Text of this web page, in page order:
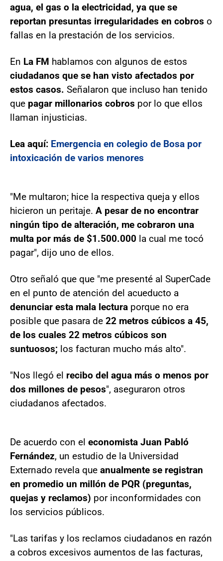
agua, el gas o la electricidad, ya que se
reportan presuntas irregularidades en cobros o
fallas en la prestación de los servicios.
En La FM hablamos con algunos de estos
ciudadanos que se han visto afectados por
estos casos. Señalaron que incluso han tenido
que pagar millonarios cobros por lo que ellos
llaman injusticias.
Lea aquí: Emergencia en colegio de Bosa por
intoxicación de varios menores
"Me multaron; hice la respectiva queja y ellos
hicieron un peritaje. A pesar de no encontrar
ningún tipo de alteración, me cobraron una
multa por más de $1.500.000 la cual me tocó
pagar", dijo uno de ellos.
Otro señaló que que "me presenté al SuperCade
en el punto de atención del acueducto a
denunciar esta mala lectura porque no era
posible que pasara de 22 metros cúbicos a 45,
de los cuales 22 metros cúbicos son
suntuosos; los facturan mucho más alto".
"Nos llegó el recibo del agua más o menos por
dos millones de pesos", aseguraron otros
ciudadanos afectados.
De acuerdo con el economista Juan Pabló
Fernández, un estudio de la Universidad
Externado revela que anualmente se registran
en promedio un millón de PQR (preguntas,
quejas y reclamos) por inconformidades con
los servicios públicos.
"Las tarifas y los reclamos ciudadanos en razón
a cobros excesivos aumentos de las facturas,